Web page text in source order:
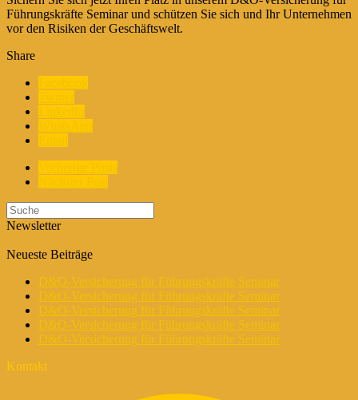
Führungskräfte Seminar und schützen Sie sich und Ihr Unternehmen
vor den Risiken der Geschäftswelt.
Share
Newsletter
Neueste Beiträge
D&O-Versicherung für Führungskräfte Seminar
D&O-Versicherung für Führungskräfte Seminar
D&O-Versicherung für Führungskräfte Seminar
D&O-Versicherung für Führungskräfte Seminar
D&O-Versicherung für Führungskräfte Seminar
Kontakt